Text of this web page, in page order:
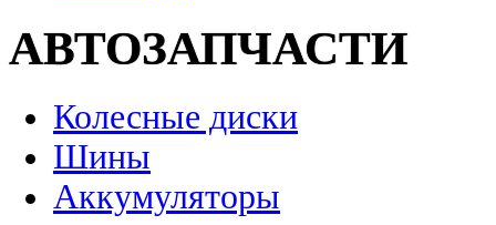
АВТОЗАПЧАСТИ
Колесные диски
Шины
Аккумуляторы